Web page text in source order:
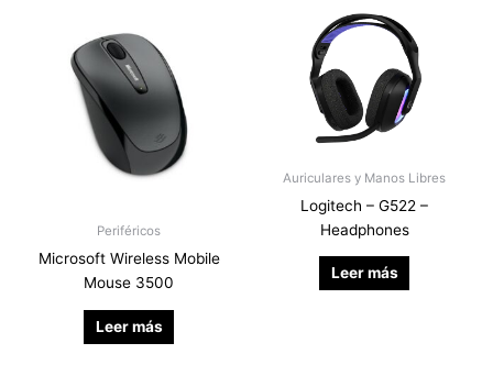
Periféricos
Microsoft Wireless Mobile
Mouse 3500
Leer más
Auriculares y Manos Libres
Logitech – G522 –
Headphones
Leer más